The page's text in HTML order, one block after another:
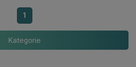
1
Kategorie